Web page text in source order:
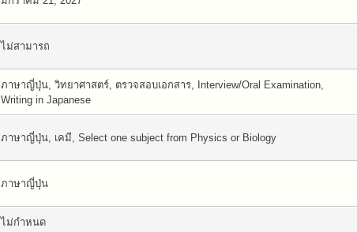
ไม่สามารถ
ภาษาญี่ปุ่น, วิทยาศาสตร์, ตรวจสอบเอกสาร, Interview/Oral Examination,
Writing in Japanese
ภาษาญี่ปุ่น, เคมี, Select one subject from Physics or Biology
ภาษาญี่ปุ่น
ไม่กำหนด